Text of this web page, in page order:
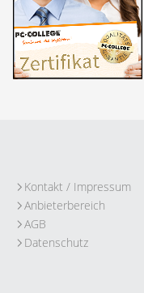
Kontakt / Impressum
Anbieterbereich
AGB
Datenschutz